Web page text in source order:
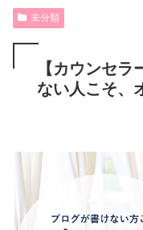
未分類
【カウンセ
ない人こそ、